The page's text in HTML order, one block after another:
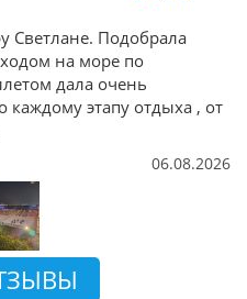
Светлане. Подобрала
на море по
дала очень
этапу отдыха , от
06.08.2026